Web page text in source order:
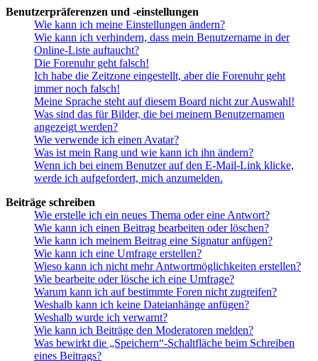
Benutzerpräferenzen und -einstellungen
Wie kann ich meine Einstellungen ändern?
Wie kann ich verhindern, dass mein Benutzername in der
Online-Liste auftaucht?
Die Forenuhr geht falsch!
Ich habe die Zeitzone eingestellt, aber die Forenuhr geht
immer noch falsch!
Meine Sprache steht auf diesem Board nicht zur Auswahl!
Was sind das für Bilder, die bei meinem Benutzernamen
angezeigt werden?
Wie verwende ich einen Avatar?
Was ist mein Rang und wie kann ich ihn ändern?
Wenn ich bei einem Benutzer auf den E-Mail-Link klicke,
werde ich aufgefordert, mich anzumelden.
Beiträge schreiben
Wie erstelle ich ein neues Thema oder eine Antwort?
Wie kann ich einen Beitrag bearbeiten oder löschen?
Wie kann ich meinem Beitrag eine Signatur anfügen?
Wie kann ich eine Umfrage erstellen?
Wieso kann ich nicht mehr Antwortmöglichkeiten erstellen?
Wie bearbeite oder lösche ich eine Umfrage?
Warum kann ich auf bestimmte Foren nicht zugreifen?
Weshalb kann ich keine Dateianhänge anfügen?
Weshalb wurde ich verwarnt?
Wie kann ich Beiträge den Moderatoren melden?
Was bewirkt die „Speichern“-Schaltfläche beim Schreiben
eines Beitrags?